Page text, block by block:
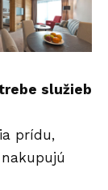
služieb
prídu,